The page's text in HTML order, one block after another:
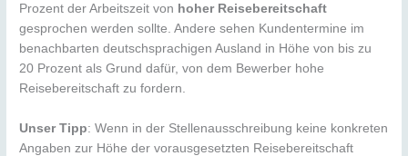
Prozent der Arbeitszeit von hoher Reisebereitschaft
gesprochen werden sollte. Andere sehen Kundentermine im
benachbarten deutschsprachigen Ausland in Höhe von bis zu
20 Prozent als Grund dafür, von dem Bewerber hohe
Reisebereitschaft zu fordern.
Unser Tipp: Wenn in der Stellenausschreibung keine konkreten
Angaben zur Höhe der vorausgesetzten Reisebereitschaft